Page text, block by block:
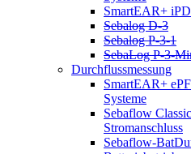
SmartEAR+ iP
Sebalog D-3
Sebalog P-3-1
SebaLog P-3-
Durchflussmessung
SmartEAR+ ePF
Systeme
Sebaflow Classic
Stromanschluss
Sebaflow-Bat